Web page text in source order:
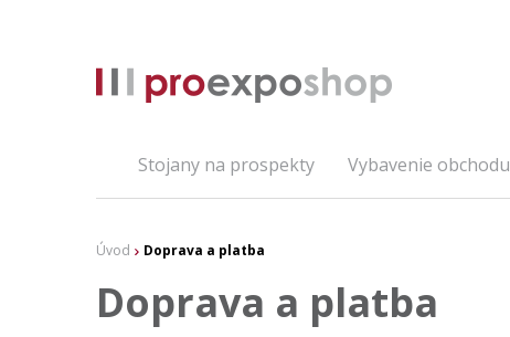
Stojany na prospekty Vybavenie obchodu
Úvod Doprava a platba
Doprava a platba